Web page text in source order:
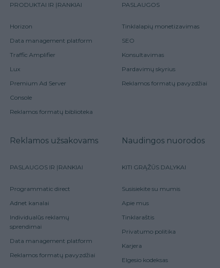
PRODUKTAI IR ĮRANKIAI
Horizon
Data management platform
Traffic Amplifier
Lux
Premium Ad Server
Console
Reklamos formatų biblioteka
PASLAUGOS
Tinklalapių monetizavimas
SEO
Konsultavimas
Pardavimų skyrius
Reklamos formatų pavyzdžiai
Reklamos užsakovams
PASLAUGOS IR ĮRANKIAI
Programmatic direct
Adnet kanalai
Individualūs reklamų
sprendimai
Data management platform
Reklamos formatų pavyzdžiai
Naudingos nuorodos
KITI GRĄŽŪS DALYKAI
Susisiekite su mumis
Apie mus
Tinklaraštis
Privatumo politika
Karjera
Elgesio kodeksas